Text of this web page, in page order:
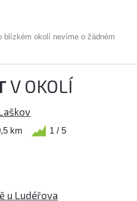
blízkém okolí nevíme o žádném
V OKOLÍ
km 1 / 5
u Ludéřova